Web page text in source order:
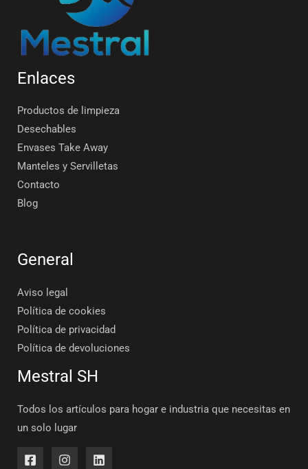
Enlaces
Productos de limpieza
Desechables
Envases Take Away
Manteles y Servilletas
Contacto
Blog
General
Aviso legal
Política de cookies
Política de privacidad
Política de devoluciones
Mestral SH
Todos los artículos para hogar e industria que necesitas en
un solo lugar